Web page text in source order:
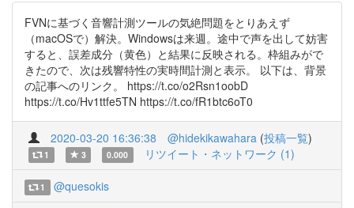
FVNに基づく音響計測ツールの気絶問題をとりあえず
（macOSで）解決。Windowsは来週。途中で声を出して妨害
すると、誤差成分（黄色）と結果に反映される。枠組みがで
きたので、次は残響特性の実時間計測と表示。 以下は、背景
の記事へのリンク。 https://t.co/o2Rsn1oobD
https://t.co/Hv1ttfe5TN https://t.co/fR1btc6oT0
2020-03-20 16:36:38 @hidekikawahara (投稿一覧)
1 3 0.000 リツイート・ネットワーク (1)
1 @quesokis